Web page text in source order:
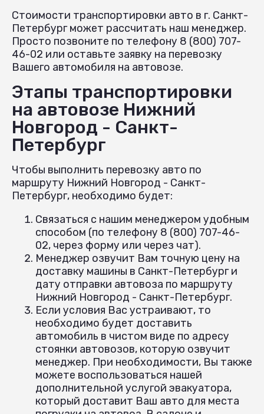
Стоимости транспортировки авто в г. Санкт-
Петербург может рассчитать наш менеджер.
Просто позвоните по телефону 8 (800) 707-
46-02 или оставьте заявку на перевозку
Вашего автомобиля на автовозе.
Этапы транспортировки
на автовозе Нижний
Новгород - Санкт-
Петербург
Чтобы выполнить перевозку авто по
маршруту Нижний Новгород - Санкт-
Петербург, необходимо будет:
Связаться с нашим менеджером удобным
способом (по телефону 8 (800) 707-46-
02, через форму или через чат).
Менеджер озвучит Вам точную цену на
доставку машины в Санкт-Петербург и
дату отправки автовоза по маршруту
Нижний Новгород - Санкт-Петербург.
Если условия Вас устраивают, то
необходимо будет доставить
автомобиль в чистом виде по адресу
стоянки автовозов, которую озвучит
менеджер. При необходимости, Вы также
можете воспользоваться нашей
дополнительной услугой эвакуатора,
который доставит Ваш авто для места